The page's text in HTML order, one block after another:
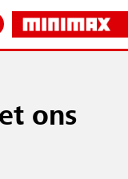
ons